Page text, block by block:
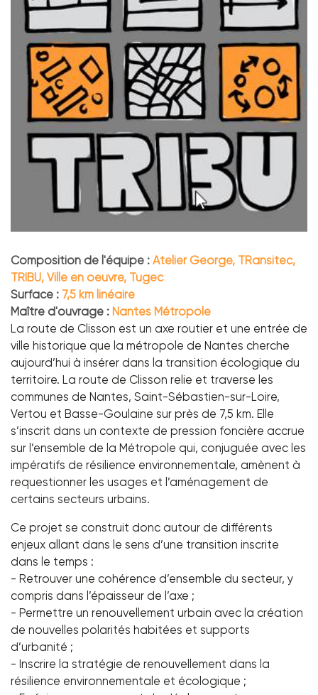
Composition de l'équipe : Atelier George, TRansitec,
TRIBU, Ville en oeuvre, Tugec
Surface : 7,5 km linéaire
Maître d'ouvrage : Nantes Métropole
La route de Clisson est un axe routier et une entrée de
ville historique que la métropole de Nantes cherche
aujourd’hui à insérer dans la transition écologique du
territoire. La route de Clisson relie et traverse les
communes de Nantes, Saint-Sébastien-sur-Loire,
Vertou et Basse-Goulaine sur près de 7,5 km. Elle
s’inscrit dans un contexte de pression foncière accrue
sur l’ensemble de la Métropole qui, conjuguée avec les
impératifs de résilience environnementale, amènent à
requestionner les usages et l’aménagement de
certains secteurs urbains.
Ce projet se construit donc autour de différents
enjeux allant dans le sens d’une transition inscrite
dans le temps :
- Retrouver une cohérence d’ensemble du secteur, y
compris dans l’épaisseur de l’axe ;
- Permettre un renouvellement urbain avec la création
de nouvelles polarités habitées et supports
d’urbanité ;
- Inscrire la stratégie de renouvellement dans la
résilience environnementale et écologique ;